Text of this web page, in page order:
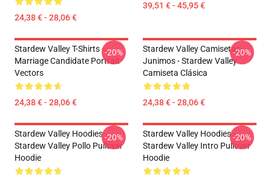
24,38 € - 28,06 €
39,51 € - 45,95 €
Stardew Valley T-Shirts -
Marriage Candidate Portrait
Vectors
24,38 € - 28,06 €
-20%
Stardew Valley Camisetas -
Junimos - Stardew Valley
Camiseta Clásica
24,38 € - 28,06 €
-20%
Stardew Valley Hoodies -
Stardew Valley Pollo Pullover
Hoodie
-20%
Stardew Valley Hoodies -
Stardew Valley Intro Pullover
Hoodie
-20%